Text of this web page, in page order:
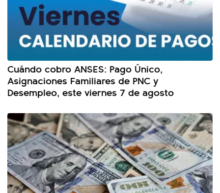
Cuándo cobro ANSES: Pago Único,
Asignaciones Familiares de PNC y
Desempleo, este viernes 7 de agosto